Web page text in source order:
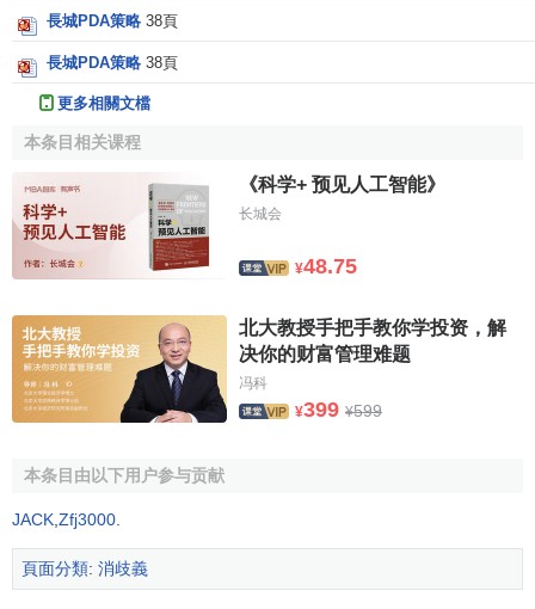
長城PDA策略 38頁
長城PDA策略 38頁
更多相關文檔
本条目相关课程
《科学+ 预见人工智能》
长城会
¥48.75
北大教授手把手教你学投资，解
决你的财富管理难题
冯科
¥399 ¥599
本条目由以下用户参与贡献
JACK Zfj3000
頁面分類: 消歧義